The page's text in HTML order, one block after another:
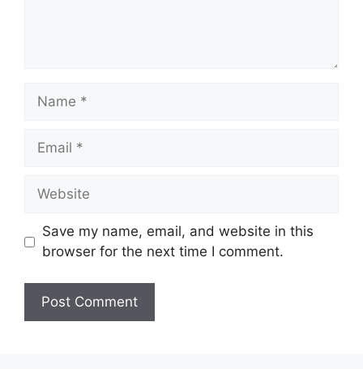
Name
Email
Website
Save my name, email, and website in this
browser for the next time I comment.